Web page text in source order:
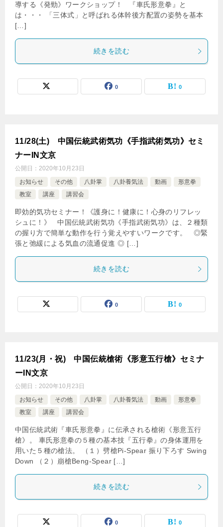
導する《発勁》ワークショップ！ 『車氏形意拳』と
は・・・ 「三体式」と呼ばれる体幹後方配置の姿勢を基本
[…]
続きを読む
0 0
11/28(土) 中国伝統武術気功《手指武術気功》セミ
ナーIN文京
公開日： 2020年10月23日
お知らせ
その他 八卦掌 八卦養気法 動画
形意拳
教室
講座 講習会
即効的気功セミナー！《護身に！健康に！心身のリフレッ
シュに！》 中国伝統武術気功《手指武術気功》は、２種類
の握り方で簡単な動作を行う覚えやすいワークです。 ◎緊
張と弛緩による気血の流通促進 ◎ […]
続きを読む
0 0
11/23(月・祝) 中国伝統槍術《形意五行槍》セミナ
ーIN文京
公開日： 2020年10月23日
お知らせ
その他 八卦掌 八卦養気法 動画
形意拳
教室
講座 講習会
中国伝統武術『車氏形意拳』に伝承される槍術《形意五行
槍》。 車氏形意拳の５種の基本技『五行拳』の身体運用を
用いた５種の槍法。 （１）劈槍Pi-Spear 振り下ろす Swing
Down （２）崩槍Beng-Spear […]
続きを読む
0 0